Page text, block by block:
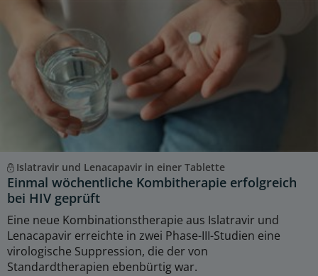
Islatravir und Lenacapavir in einer Tablette
Einmal wöchentliche Kombitherapie erfolgreich
bei HIV geprüft
Eine neue Kombinationstherapie aus Islatravir und
Lenacapavir erreichte in zwei Phase-III-Studien eine
virologische Suppression, die der von
Standardtherapien ebenbürtig war.